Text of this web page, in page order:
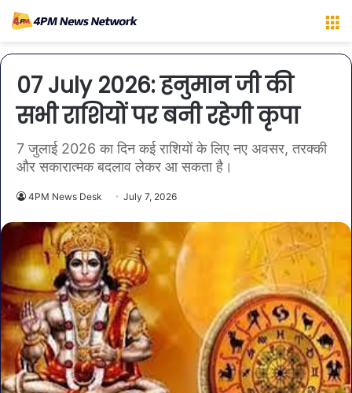
07 July 2026: हनुमान जी की
सभी राशियों पर बनी रहेगी कृपा
7 जुलाई 2026 का दिन कई राशियों के लिए नए अवसर, तरक्की
और सकारात्मक बदलाव लेकर आ सकता है।
4PM News Desk July 7, 2026